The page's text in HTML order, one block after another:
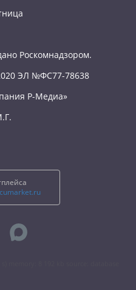
Роскомнадзором.
ЭЛ №ФС77-78638
Р-Медиа»